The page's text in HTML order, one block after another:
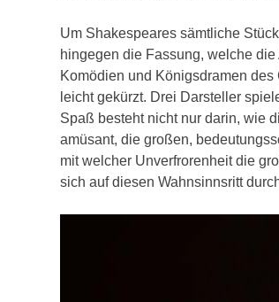
Um Shakespeares sämtliche
hingegen die Fassung, welche
Komödien und Königsdramen
leicht gekürzt. Drei Darsteller
Spaß besteht nicht nur darin, wie
amüsant, die großen,
mit welcher Unverfrorenheit die
sich auf diesen Wahnsinnsritt